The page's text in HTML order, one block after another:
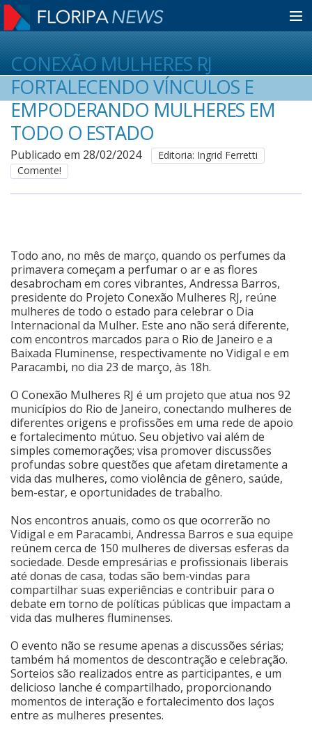
Home
Notícias
Colunistas
Classificados
Anuncie
Cinema
Anuncie
Fale Conosco
CONEXÃO MULHERES RJ
FORTALECENDO VÍNCULOS E
EMPODERANDO MULHERES EM
TODO O ESTADO
Publicado em 28/02/2024
Editoria: Ingrid Ferretti
Comente!
Todo ano, no mês de março, quando os perfumes da
primavera começam a perfumar o ar e as flores
desabrocham em cores vibrantes, Andressa Barros,
presidente do Projeto Conexão Mulheres RJ, reúne
mulheres de todo o estado para celebrar o Dia
Internacional da Mulher. Este ano não será diferente,
com encontros marcados para o Rio de Janeiro e a
Baixada Fluminense, respectivamente no Vidigal e em
Paracambi, no dia 23 de março, às 18h.
O Conexão Mulheres RJ é um projeto que atua nos 92
municípios do Rio de Janeiro, conectando mulheres de
diferentes origens e profissões em uma rede de apoio
e fortalecimento mútuo. Seu objetivo vai além de
simples comemorações; visa promover discussões
profundas sobre questões que afetam diretamente a
vida das mulheres, como violência de gênero, saúde,
bem-estar, e oportunidades de trabalho.
Nos encontros anuais, como os que ocorrerão no
Vidigal e em Paracambi, Andressa Barros e sua equipe
reúnem cerca de 150 mulheres de diversas esferas da
sociedade. Desde empresárias e profissionais liberais
até donas de casa, todas são bem-vindas para
compartilhar suas experiências e contribuir para o
debate em torno de políticas públicas que impactam a
vida das mulheres fluminenses.
O evento não se resume apenas a discussões sérias;
também há momentos de descontração e celebração.
Sorteios são realizados entre as participantes, e um
delicioso lanche é compartilhado, proporcionando
momentos de interação e fortalecimento dos laços
entre as mulheres presentes.